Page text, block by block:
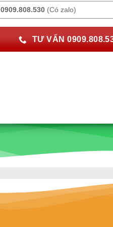
0909.808.530 (Có zalo)
TƯ VẤN